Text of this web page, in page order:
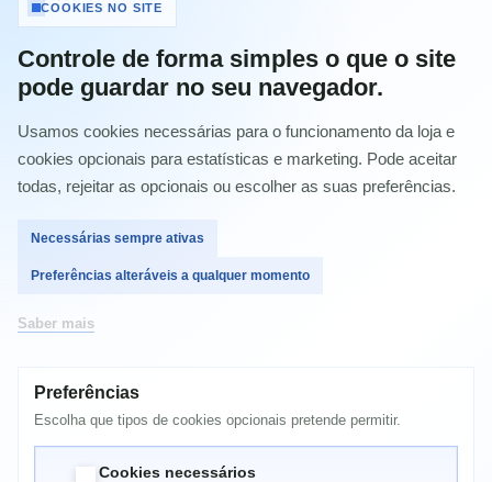
Imprimir
22,84 €com IVA
Quantidade
MAIS INFORMAÇÃO
COOKIES NO SITE
Controle de forma simples o que o site
pode guardar no seu navegador.
Usamos cookies necessárias para o funcionamento da loja e
cookies opcionais para estatísticas e marketing. Pode aceitar
todas, rejeitar as opcionais ou escolher as suas preferências.
Necessárias sempre ativas
Preferências alteráveis a qualquer momento
Saber mais
Preferências
Escolha que tipos de cookies opcionais pretende permitir.
Cookies necessários